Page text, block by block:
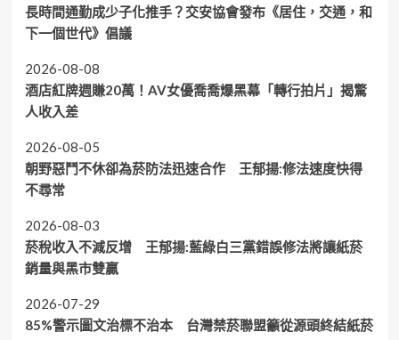
長時間通勤成少子化推手？交安協會發布《居住，交通，和
下一個世代》倡議
2026-08-08
酒店紅牌週賺20萬！AV女優喬喬爆黑幕「轉行拍片」揭驚
人收入差
2026-08-05
朝野惡鬥不休卻為菸防法迅速合作 王郁揚:修法速度快得
不尋常
2026-08-03
菸稅收入不減反增 王郁揚:藍綠白三黨錯誤修法將讓紙菸
銷量與黑市雙贏
2026-07-29
85%警示圖文治標不治本 台灣禁菸聯盟籲從源頭終結紙菸